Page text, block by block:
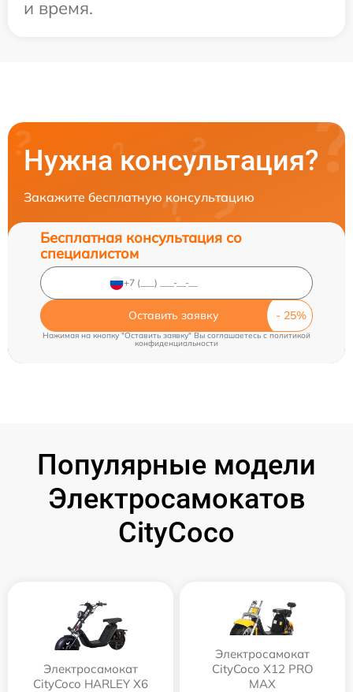
и время.
Нужна консультация?
Закажите бесплатную консультацию
Бесплатная консультация со
специалистом
Оставить заявку
Нажимая на кнопку "Оставить заявку" Вы соглашаетесь cполитикой
конфиденциальности
Популярные модели
Электросамокатов
CityCoco
Электросамокат
CityCoco HARLEY X6
Электросамокат
CityCoco X12 PRO
MAX